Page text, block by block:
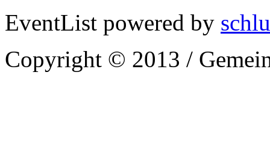
EventList powered by
Copyright © 2013 /